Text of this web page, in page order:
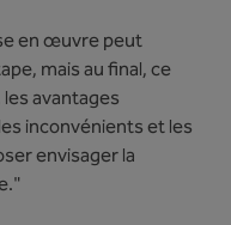
en œuvre peut
mais au final, ce
avantages
inconvénients et les
envisager la